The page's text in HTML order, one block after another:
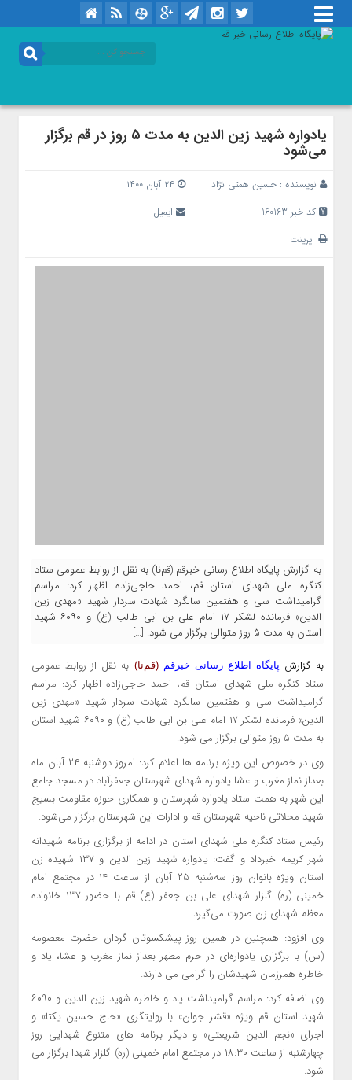
یادواره شهید زین الدین به مدت ۵ روز در قم برگزار
می‌شود
نویسنده : حسین همتی نژاد
کد خبر 160163
ایمیل
پرینت
به گزارش پایگاه اطلاع رسانی خبرقم (قم‌نا) به نقل از روابط عمومی ستاد
کنگره ملی شهدای استان قم، احمد حاجی‌زاده اظهار کرد: مراسم
گرامیداشت سی و هفتمین سالگرد شهادت سردار شهید «مهدی زین
الدین» فرمانده لشکر ۱۷ امام علی بن ابی طالب (ع) و ۶۰۹۰ شهید
استان به مدت ۵ روز متوالی برگزار می شود. […]
به گزارش پایگاه اطلاع رسانی خبرقم (قم‌نا)
به نقل از روابط عمومی
ستاد کنگره ملی شهدای استان قم، احمد حاجی‌زاده اظهار کرد: مراسم
گرامیداشت سی و هفتمین سالگرد شهادت سردار شهید «مهدی زین
الدین» فرمانده لشکر ۱۷ امام علی بن ابی طالب (ع) و ۶۰۹۰ شهید استان
به مدت ۵ روز متوالی برگزار می شود.
وی در خصوص این ویژه برنامه ها اعلام کرد: امروز دوشنبه ۲۴ آبان ماه
بعداز نماز مغرب و عشا یادواره شهدای شهرستان جعفرآباد در مسجد جامع
این شهر به همت ستاد یادواره شهرستان و همکاری حوزه مقاومت بسیج
شهید محلاتی ناحیه شهرستان قم و ادارات این شهرستان برگزار می‌شود.
رئیس ستاد کنگره ملی شهدای استان در ادامه از برگزاری برنامه شهیدانه
شهر کریمه خبرداد و گفت: یادواره شهید زین الدین و ۱۳۷ شهیده زن
استان ویژه بانوان روز سه‌شنبه ۲۵ آبان از ساعت ۱۴ در مجتمع امام
خمینی (ره) گلزار شهدای علی بن جعفر (ع) قم با حضور ۱۳۷ خانواده
معظم شهدای زن صورت می‌گیرد.
وی افزود: همچنین در همین روز پیشکسوتان گردان حضرت معصومه
(س) با برگزاری یادواره‌ای در حرم مطهر بعداز نماز مغرب و عشا، یاد و
خاطره همرزمان شهیدشان را گرامی می دارند.
وی اضافه کرد: مراسم گرامیداشت یاد و خاطره شهید زین الدین و ۶۰۹۰
شهید استان قم ویژه «قشر جوان» با روایتگری «حاج حسین یکتا» و
اجرای «نجم الدین شریعتی» و دیگر برنامه های متنوع شهدایی روز
چهارشنبه از ساعت ۱۸:۳۰ در مجتمع امام خمینی (ره) گلزار شهدا برگزار می
شود.